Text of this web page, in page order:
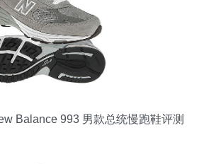
Balance 993 男款总统慢跑鞋评测